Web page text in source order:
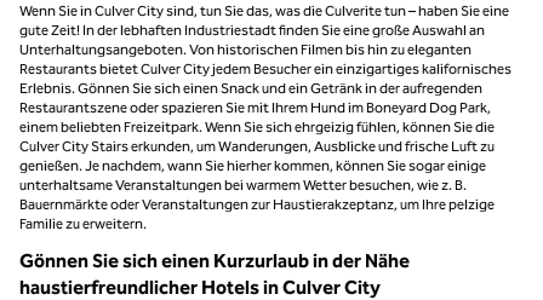
Wenn Sie in Culver City sind, tun Sie das, was die Culverite tun – haben Sie eine
gute Zeit! In der lebhaften Industriestadt finden Sie eine große Auswahl an
Unterhaltungsangeboten. Von historischen Filmen bis hin zu eleganten
Restaurants bietet Culver City jedem Besucher ein einzigartiges kalifornisches
Erlebnis. Gönnen Sie sich einen Snack und ein Getränk in der aufregenden
Restaurantszene oder spazieren Sie mit Ihrem Hund im Boneyard Dog Park,
einem beliebten Freizeitpark. Wenn Sie sich ehrgeizig fühlen, können Sie die
Culver City Stairs erkunden, um Wanderungen, Ausblicke und frische Luft zu
genießen. Je nachdem, wann Sie hierher kommen, können Sie sogar einige
unterhaltsame Veranstaltungen bei warmem Wetter besuchen, wie z. B.
Bauernmärkte oder Veranstaltungen zur Haustierakzeptanz, um Ihre pelzige
Familie zu erweitern.
Gönnen Sie sich einen Kurzurlaub in der Nähe
haustierfreundlicher Hotels in Culver City